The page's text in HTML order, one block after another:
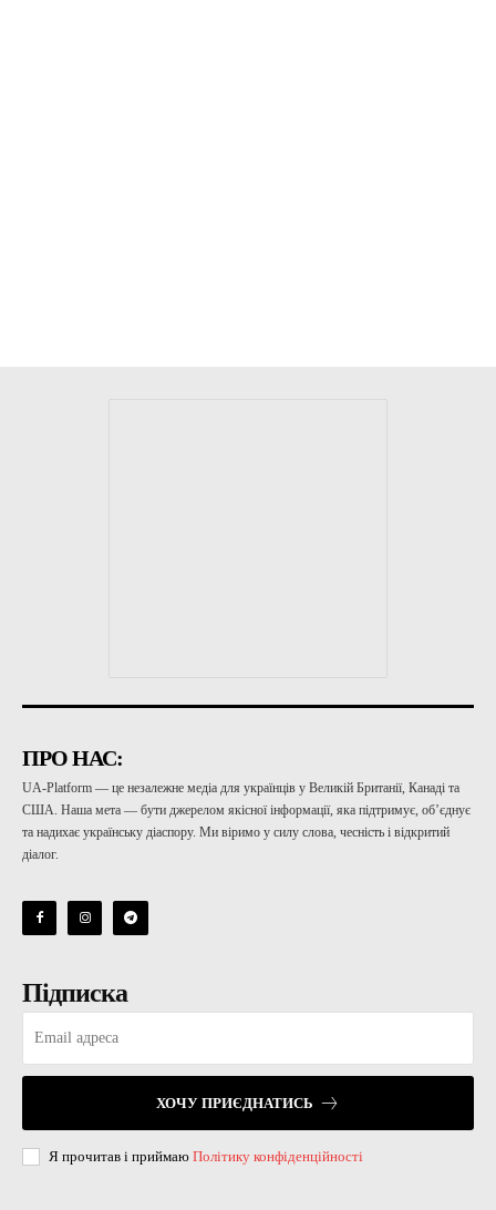
ПРО НАС:
UA-Platform — це незалежне медіа для українців у Великій Британії, Канаді та
США. Наша мета — бути джерелом якісної інформації, яка підтримує, об’єднує
та надихає українську діаспору. Ми віримо у силу слова, чесність і відкритий
діалог.
Підписка
ХОЧУ ПРИЄДНАТИСЬ
Я прочитав і приймаю Політику конфіденційності